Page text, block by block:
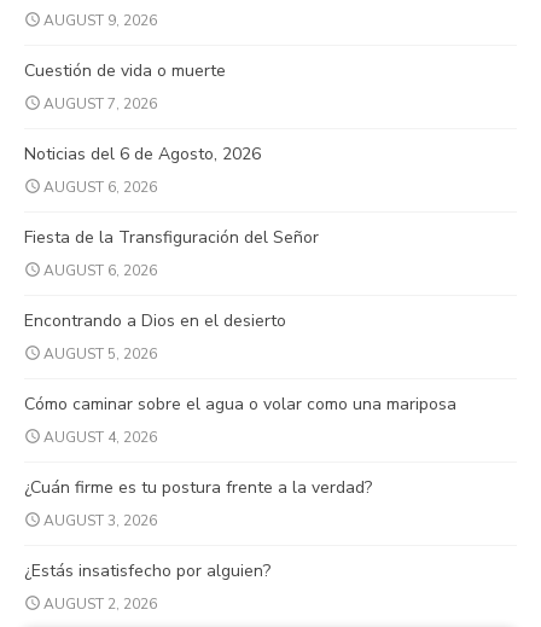
AUGUST 9, 2026
Cuestión de vida o muerte
AUGUST 7, 2026
Noticias del 6 de Agosto, 2026
AUGUST 6, 2026
Fiesta de la Transfiguración del Señor
AUGUST 6, 2026
Encontrando a Dios en el desierto
AUGUST 5, 2026
Cómo caminar sobre el agua o volar como una mariposa
AUGUST 4, 2026
¿Cuán firme es tu postura frente a la verdad?
AUGUST 3, 2026
¿Estás insatisfecho por alguien?
AUGUST 2, 2026